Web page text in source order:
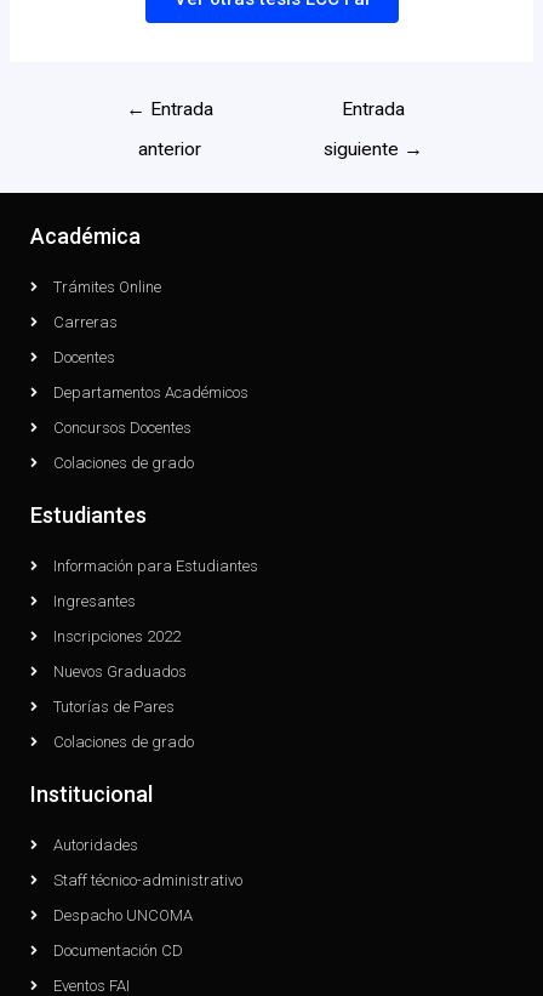
← Entrada
anterior
Entrada
siguiente →
Académica
Trámites Online
Carreras
Docentes
Departamentos Académicos
Concursos Docentes
Colaciones de grado
Estudiantes
Información para Estudiantes
Ingresantes
Inscripciones 2022
Nuevos Graduados
Tutorías de Pares
Colaciones de grado
Institucional
Autoridades
Staff técnico-administrativo
Despacho UNCOMA
Documentación CD
Eventos FAI